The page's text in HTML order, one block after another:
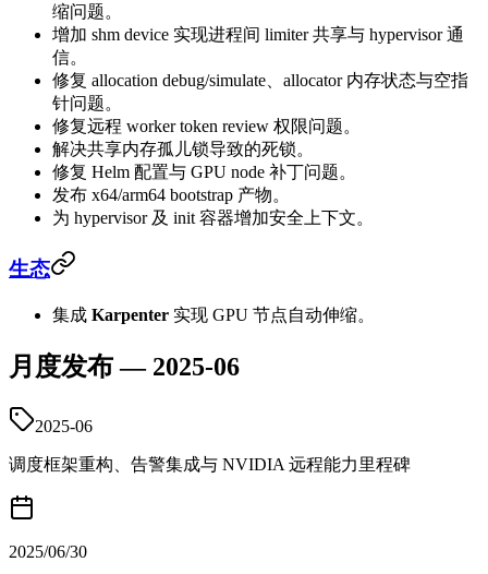
缩问题。
增加 shm device 实现进程间 limiter 共享与 hypervisor 通
信。
修复 allocation debug/simulate、allocator 内存状态与空指
针问题。
修复远程 worker token review 权限问题。
解决共享内存孤儿锁导致的死锁。
修复 Helm 配置与 GPU node 补丁问题。
发布 x64/arm64 bootstrap 产物。
为 hypervisor 及 init 容器增加安全上下文。
生态
集成 Karpenter 实现 GPU 节点自动伸缩。
月度发布 — 2025-06
2025-06
调度框架重构、告警集成与 NVIDIA 远程能力里程碑
2025/06/30